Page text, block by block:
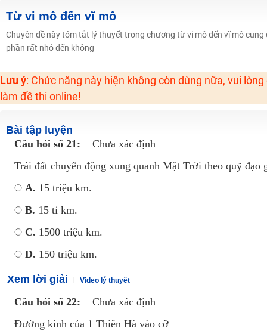
Đồng giá khóa học 499K - 399K (13/11-15/11)
Khai giảng các khóa lớp 9 Toán - Lý - Hóa - Văn - Anh năm 2018
Khai giảng khóa Ngữ văn 7 - xây nền vững chắc cho tương lai!
Từ vi mô đến vĩ mô
Chuyên đề này tóm tắt lý thuyết trong chương từ vi mô đến vĩ mô
phần rất nhỏ đến không
Lưu ý: Chức năng này hiện không còn dùng nữa, vui
làm đề thi online!
Bài tập luyện
Câu hỏi số 21:
Chưa xác định
Trái đất chuyển động xung quanh Mặt Trời theo quỹ đạo
A. 15 triệu km.
B. 15 tỉ km.
C. 1500 triệu km.
D. 150 triệu km.
Xem lời giải Video lý thuyết
Câu hỏi số 22:
Chưa xác định
Đường kính của 1 Thiên Hà vào cỡ